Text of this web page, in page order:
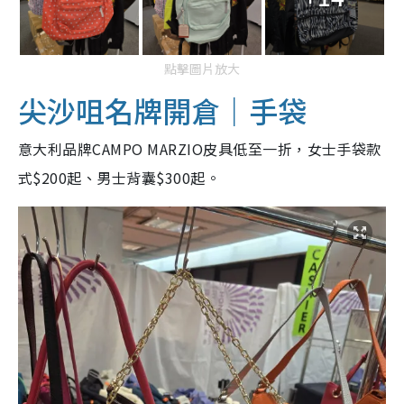
點擊圖片放大
尖沙咀名牌開倉｜手袋
意大利品牌CAMPO MARZIO皮具低至一折，女士手袋款
式$200起、男士背囊$300起。